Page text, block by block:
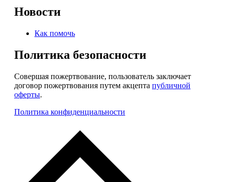
Новости
Как помочь
Политика безопасности
Совершая пожертвование, пользователь заключает
договор пожертвования путем акцепта публичной
оферты.
Политика конфиденциальности